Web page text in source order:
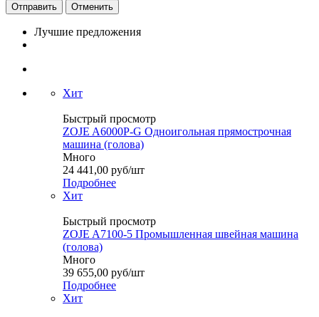
Отменить
Лучшие предложения
Хит
Быстрый просмотр
ZOJE A6000P-G Одноигольная прямострочная
машина (голова)
Много
24 441,00 руб/шт
Подробнее
Хит
Быстрый просмотр
ZOJE A7100-5 Промышленная швейная машина
(голова)
Много
39 655,00 руб/шт
Подробнее
Хит